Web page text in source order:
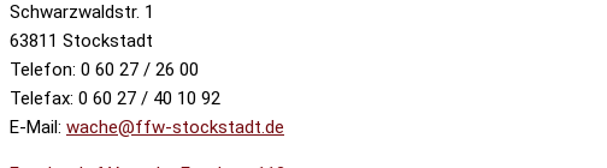
Schwarzwaldstr. 1
63811 Stockstadt
Telefon: 0 60 27 / 26 00
Telefax: 0 60 27 / 40 10 92
E-Mail: wache@ffw-stockstadt.de